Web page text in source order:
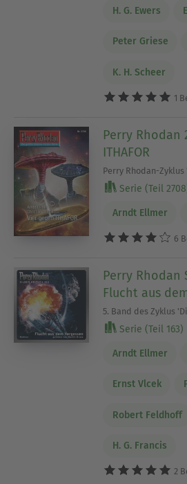
H. G. Ewers
Peter Griese
K. H. Scheer
1
Perry Rhodan
ITHAFOR
Perry Rhodan-
Serie (Teil
Arndt Ellmer
6
Perry Rhodan
Flucht aus
5. Band des Zyklus
Serie (Teil 163)
Arndt Ellmer
Ernst Vlcek
Robert Feldhoff
H. G. Francis
2